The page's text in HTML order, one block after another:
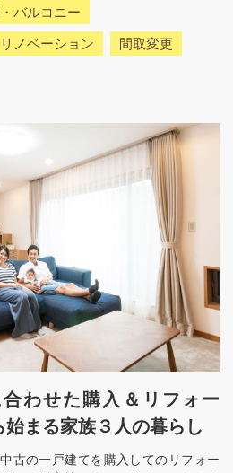
バルコニー
リノベーション 間取変更
わせた購入＆リフォー
まる家族３人の暮らし
古の一戸建てを購入してのリフォー